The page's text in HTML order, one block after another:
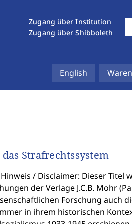
Zugang über Institution
Zugang über Shibboleth
English
Strafrechtssystem
/ Disclaimer: Dieser Titel
der Verlage J.C.B. Mohr
Forschung auch
in ihrem historischen